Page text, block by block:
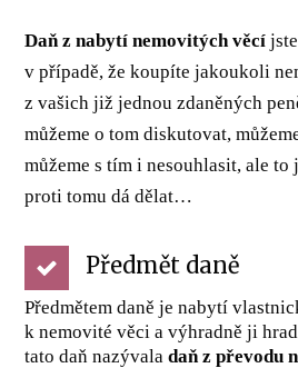
Daň z nabytí nemovitých věcí
v případě, že koupíte jakoukoli
z vašich již jednou zdaněných
můžeme o tom diskutovat,
můžeme s tím i nesouhlasit, ale to
proti tomu dá dělat…
Předmět daně
Předmětem daně je nabytí
k nemovité věci a výhradně ji
tato daň nazývaladaň z převodu